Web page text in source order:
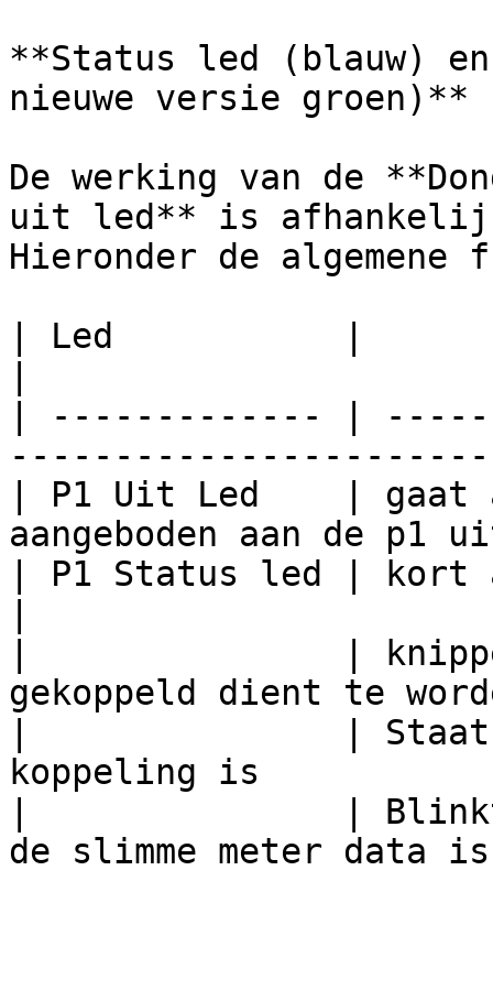
**Status led (blauw)
nieuwe versie groen)**
De werking van de
uit led** is
Hieronder de
| Led           |
| ------------- |
| P1 Uit Led    | gaat
aangeboden aan de
| P1 Status led | kort
|               |
gekoppeld dient te
|               | Staat
koppeling is
|               | Blinkt